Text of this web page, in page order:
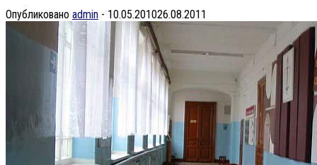
Опубликовано admin - 10.05.201026.08.2011